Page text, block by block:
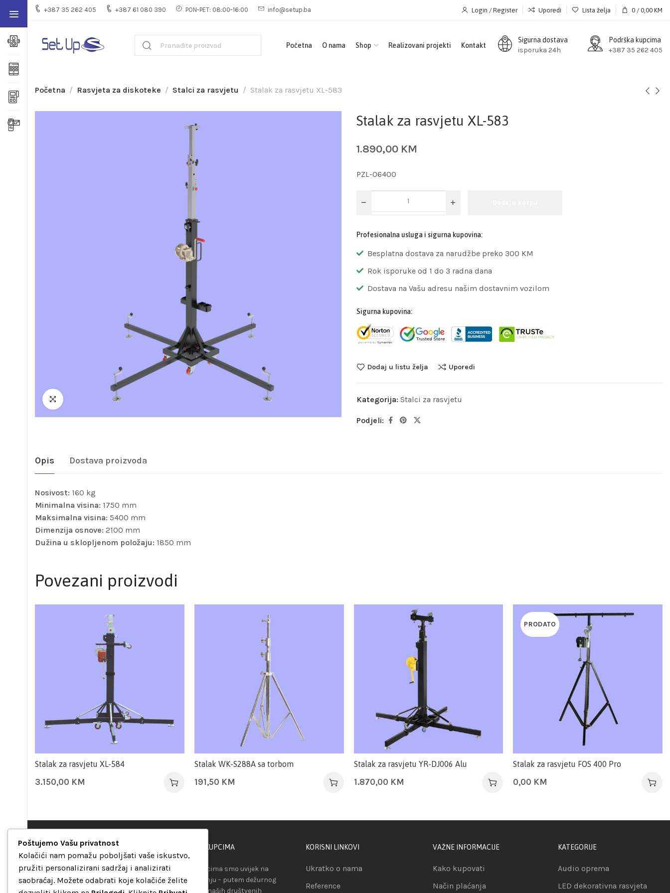
+387 35 262 405 +387 61 080 390 PON-PET: 08:00-16:00 info@setup.ba Login / Register Uporedi Lista želja 0 / 0,00 KM
Početna O nama Shop Realizovani projekti Kontakt
Sigurna dostava
isporuka 24h
Podrška kupcima
+387 35 262 405
Početna Rasvjeta za diskoteke Stalci za rasvjetu Stalak za rasvjetu XL-583
Stalak za rasvjetu XL-583
1.890,00 KM
PZL-06400
Profesionalna usluga i sigurna kupovina:
Besplatna dostava za narudžbe preko 300 KM
Rok isporuke od 1 do 3 radna dana
Dostava na Vašu adresu našim dostavnim vozilom
Sigurna kupovina:
Dodaj u listu želja Uporedi
Kategorija: Stalci za rasvjetu
Podjeli:
Opis Dostava proizvoda
Nosivost: 160 kg
Minimalna visina: 1750 mm
Maksimalna visina: 5400 mm
Dimenzija osnove: 2100 mm
Dužina u sklopljenom položaju: 1850 mm
Povezani proizvodi
Stalak za rasvjetu XL-584
3.150,00 KM
Stalak WK-S288A sa torbom
191,50 KM
Stalak za rasvjetu YR-DJ006 Alu
1.870,00 KM
PRODATO
Stalak za rasvjetu FOS 400 Pro
0,00 KM
“Set Up S” d.o.o.
Maršala Tita b.b.
Avaz Robot centar
75000 Tuzla
PODRŠKA KUPCIMA
Našim kupcima smo uvijek na
raspolaganju – putem dežurnog
telefona ili naših društvenih
KORISNI LINKOVI
Ukratko o nama
Reference
VAŽNE INFORMACIJE
Kako kupovati
Način plaćanja
KATEGORIJE
Audio oprema
LED dekorativna rasvjeta
Poštujemo Vašu privatnost
Kolačići nam pomažu poboljšati vaše iskustvo,
pružiti personalizirani sadržaj i analizirati
saobraćaj. Možete odabrati koje kolačiće želite